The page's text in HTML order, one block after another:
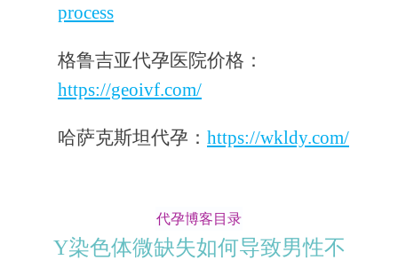
process
格鲁吉亚代孕医院价格：
https://geoivf.com/
哈萨克斯坦代孕： https://wkldy.com/
代孕博客目录
Y染色体微缺失如何导致男性不